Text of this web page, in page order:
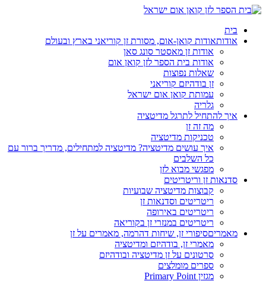
בית
אודותאודות קואן-אום, מסורת זן קוריאני בארץ ובעולם
אודות זן מאסטר סונג סאן
אודות בית הספר לזן קואן אום
שאלות נפוצות
זן בודהיזם קוריאני
עמותת קואן אום ישראל
גלריה
איך להתחיל לתרגל מדיטציה
מה זה זן
טכניקות מדיטציה
איך עושים מדיטציה? מדיטציה למתחילים, מדריך ברור עם
כל השלבים
מפגשי מבוא לזן
סדנאות זן וריטריטים
קבוצות מדיטציה שבועיות
ריטריטים וסדנאות זן
ריטריטים באירופה
ריטריטים במנזרי זן בקוריאה
מאמריםסיפורי זן, שיחות דהרמה, מאמרים על זן
מאמרי זן, בודהיזם ומדיטציה
סרטונים על זן מדיטציה ובודהיזם
ספרים מומלצים
מגזין Primary Point